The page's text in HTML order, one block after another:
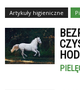
Artykuły higieniczne